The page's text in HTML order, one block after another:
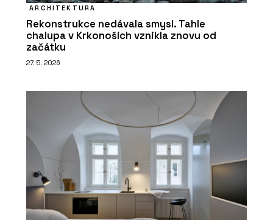
ARCHITEKTURA
Rekonstrukce nedávala smysl. Tahle
chalupa v Krkonoších vznikla znovu od
začátku
27. 5. 2026